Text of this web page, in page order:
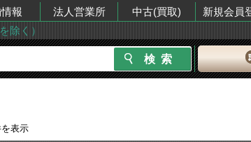
報 法人営業所 中古(買取) 新規会員
除く）
表示